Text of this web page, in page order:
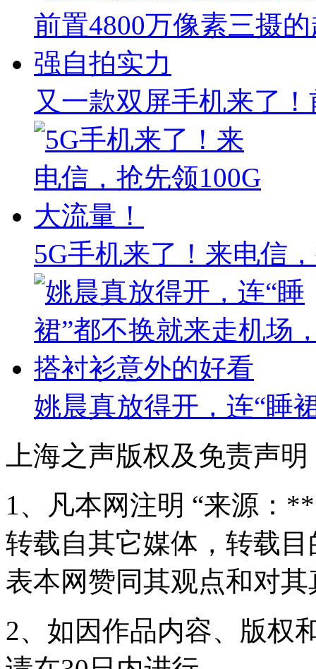
又一款双屏手机来了
5G手机来了！来电信
姚晨真放得开，连“睡
上海之声版权及免责声明
1、凡本网注明 “来源：
转载自其它媒体，转载
表本网赞同其观点和对
2、如因作品内容、版权